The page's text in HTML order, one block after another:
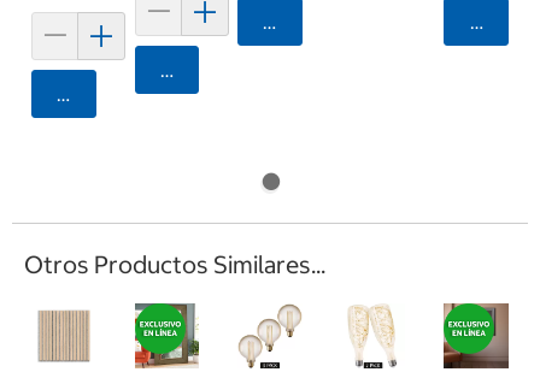
Agregar
Agregar
Agregar
Otros Productos Similares...